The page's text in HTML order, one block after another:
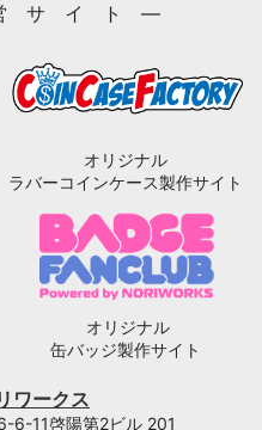
サ イ ト ―
オリジナル
ラバーコインケース製作サイト
オリジナル
缶バッジ製作サイト
ワークス
6-11啓陽第2ビル 201